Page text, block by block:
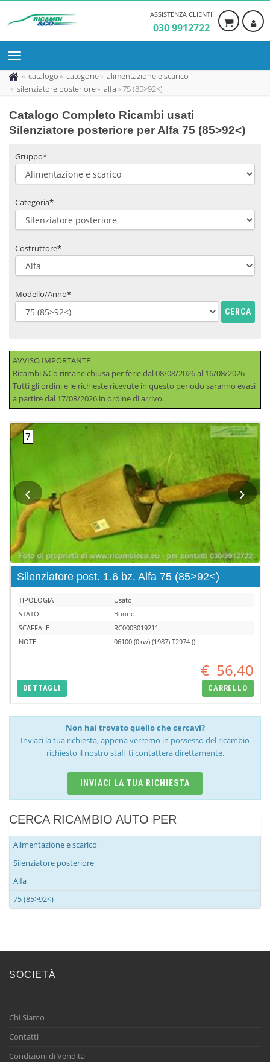
ASSISTENZA CLIENTI
030 9912722
catalogo categorie
alimentazione e scarico
silenziatore posteriore
alfa 75 (85>92<)
Catalogo Completo Ricambi usati
Silenziatore posteriore per Alfa 75 (85>92<)
Gruppo*
Categoria*
Costruttore*
Modello/Anno*
CERCA
AVVISO IMPORTANTE
Ricambi &Co rimane chiusa per ferie dal 08/08/2026 al 16/08/2026
Tutti gli ordini e le richieste ricevute in questo periodo saranno evasi
a partire dal 17/08/2026 in ordine di arrivo.
‹ ›
Silenziatore post. 1.6 bz. Alfa 75 (85>92<)
TIPOLOGIA
Usato
STATO
Buono
SCAFFALE
RC0003019211
NOTE
06100 (0kw) (1987) T2974 ()
€ 56,40
DETTAGLI CARRELLO
Non hai trovato quello che cercavi?
Inviaci la tua richiesta, appena verremo in possesso del ricambio
richiesto il nostro staff ti contatterà direttamente.
INVIACI LA TUA RICHIESTA
CERCA RICAMBIO AUTO PER
Alimentazione e scarico
Silenziatore posteriore
Alfa
75 (85>92<)
SOCIETÀ
Chi Siamo
Contatti
Condizioni di Vendita